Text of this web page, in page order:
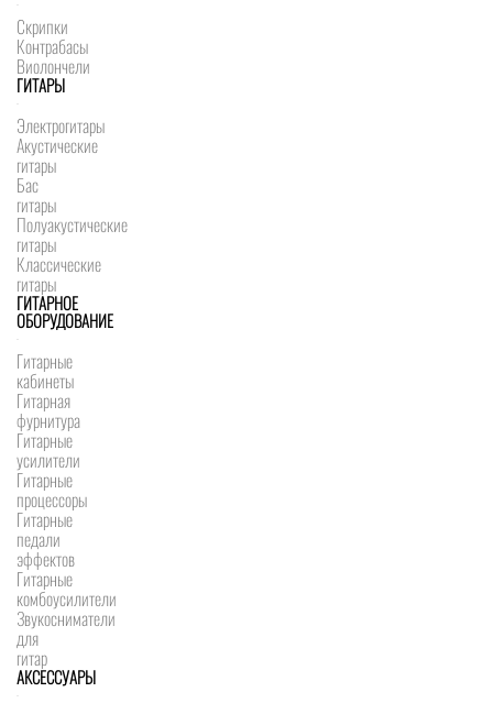
Скрипки
Контрабасы
Виолончели
ГИТАРЫ
Электрогитары
Акустические
гитары
Бас
гитары
Полуакустические
гитары
Классические
гитары
ГИТАРНОЕ
ОБОРУДОВАНИЕ
Гитарные
кабинеты
Гитарная
фурнитура
Гитарные
усилители
Гитарные
процессоры
Гитарные
педали
эффектов
Гитарные
комбоусилители
Звукосниматели
для
гитар
АКСЕССУАРЫ